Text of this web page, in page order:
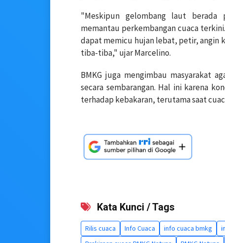
"Meskipun gelombang laut
memantau perkembangan cuaca
dapat memicu hujan lebat, petir, angin
tiba-tiba," ujar Marcelino.
BMKG juga mengimbau masyarakat
secara sembarangan. Hal ini karena
terhadap kebakaran, terutama saat
Kata Kunci / Tags
Rilis cuaca Info Cuaca info cuaca bmkg